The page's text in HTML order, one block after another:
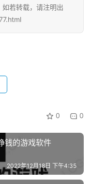
若转载，请注明出
0 0
钱的游戏软件
2022年12月18日 下午4:35